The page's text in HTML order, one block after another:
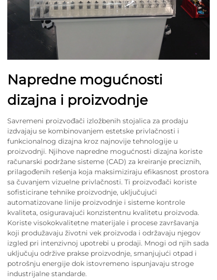
Napredne mogućnosti
dizajna i proizvodnje
Savremeni proizvođači izložbenih stojalica za prodaju
izdvajaju se kombinovanjem estetske privlačnosti i
funkcionalnog dizajna kroz najnovije tehnologije u
proizvodnji. Njihove napredne mogućnosti dizajna koriste
računarski podržane sisteme (CAD) za kreiranje preciznih,
prilagođenih rešenja koja maksimiziraju efikasnost prostora
sa čuvanjem vizuelne privlačnosti. Ti proizvođači koriste
sofisticirane tehnike proizvodnje, uključujući
automatizovane linije proizvodnje i sisteme kontrole
kvaliteta, osiguravajući konzistentnu kvalitetu proizvoda.
Koriste visokokvalitetne materijale i procese završavanja
koji produžavaju životni vek proizvoda i održavaju njegov
izgled pri intenzivnoj upotrebi u prodaji. Mnogi od njih sada
uključuju održive prakse proizvodnje, smanjujući otpad i
potrošnju energije dok istovremeno ispunjavaju stroge
industrijalne standarde.